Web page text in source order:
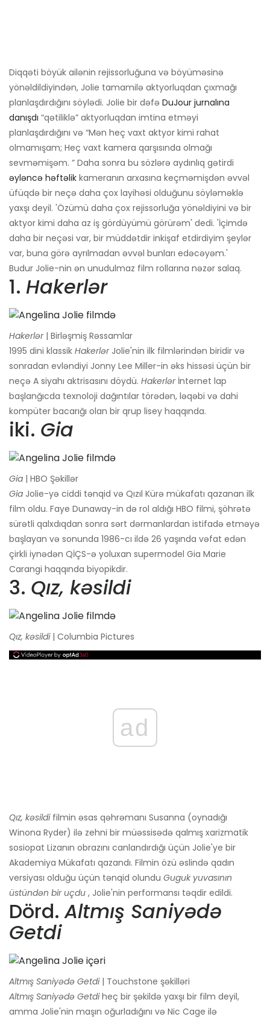
Diqqəti böyük ailənin rejissorluğuna və böyüməsinə
yönəldildiyindən, Jolie tamamilə aktyorluqdan çıxmağı
planlaşdırdığını söylədi. Jolie bir dəfə DuJour jurnalına
danışdı “qətiliklə” aktyorluqdan imtina etməyi
planlaşdırdığını və “Mən heç vaxt aktyor kimi rahat
olmamışam; Heç vaxt kamera qarşısında olmağı
sevməmişəm. ” Daha sonra bu sözlərə aydınlıq gətirdi
əyləncə həftəlik kameranın arxasına keçməmişdən əvvəl
üfüqdə bir neçə daha çox layihəsi olduğunu söyləməklə
yaxşı deyil. 'Özümü daha çox rejissorluğa yönəldiyini və bir
aktyor kimi daha az iş gördüyümü görürəm' dedi. 'İçimdə
daha bir neçəsi var, bir müddətdir inkişaf etdirdiyim şeylər
var, buna görə ayrılmadan əvvəl bunları edəcəyəm.'
Budur Jolie-nin ən unudulmaz film rollarına nəzər salaq.
1. Hakerlər
Hakerlər| Birləşmiş Rəssamlar
1995 dini klassik HakerlərJolie'nin ilk filmlərindən biridir və
sonradan evləndiyi Jonny Lee Miller-in əks hissəsi üçün bir
neçə A siyahı aktrisasını döydü. Hakerlərİnternet lap
başlanğıcda texnoloji dağıntılar törədən, ləqəbi və dahi
kompüter bacarığı olan bir qrup lisey haqqında.
iki. Gia
Gia | HBO Şəkillər
Gia Jolie-yə ciddi tənqid və Qızıl Kürə mükafatı qazanan ilk
film oldu. Faye Dunaway-in də rol aldığı HBO filmi, şöhrətə
sürətli qalxdıqdan sonra sərt dərmanlardan istifadə etməyə
başlayan və sonunda 1986-cı ildə 26 yaşında vəfat edən
çirkli iynədən QİÇS-ə yoluxan supermodel Gia Marie
Carangi haqqında biyopikdir.
3. Qız, kəsildi
Qız, kəsildi| Columbia Pictures
ad
Qız, kəsildifilmin əsas qəhrəmanı Susanna (oynadığı
Winona Ryder) ilə zehni bir müəssisədə qalmış xarizmatik
sosiopat Lizanın obrazını canlandırdığı üçün Jolie'ye bir
Akademiya Mükafatı qazandı. Filmin özü əslində qadın
versiyası olduğu üçün tənqid olundu Guguk yuvasının
üstündən bir uçdu , Jolie'nin performansı təqdir edildi.
Dörd.Altmış Saniyədə
Getdi
Altmış Saniyədə Getdi| Touchstone şəkilləri
Altmış Saniyədə Getdiheç bir şəkildə yaxşı bir film deyil,
amma Jolie'nin maşın oğurladığını və Nic Cage ilə